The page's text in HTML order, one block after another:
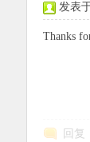
发表
Thanks
回复